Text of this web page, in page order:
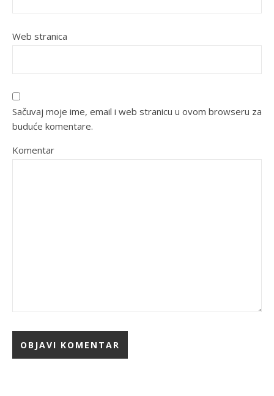
Web stranica
Sačuvaj moje ime, email i web stranicu u ovom browseru za
buduće komentare.
Komentar